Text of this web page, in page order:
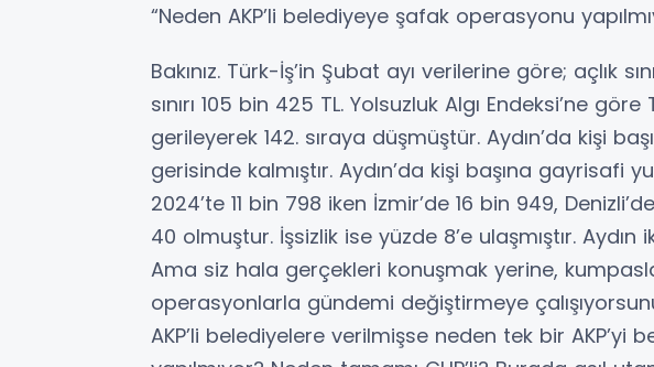
“Neden AKP’li belediyeye şafak operasyonu
Bakınız. Türk-İş’in Şubat ayı verilerine göre; açlık
sınırı 105 bin 425 TL. Yolsuzluk Algı Endeksi’ne
gerileyerek 142. sıraya düşmüştür. Aydın’da kişi
gerisinde kalmıştır. Aydın’da kişi başına gayrisafi
2024’te 11 bin 798 iken İzmir’de 16 bin 949,
40 olmuştur. İşsizlik ise yüzde 8’e ulaşmıştır. Aydın
Ama siz hala gerçekleri konuşmak yerine,
operasyonlarla gündemi değiştirmeye
AKP’li belediyelere verilmişse neden tek bir AKP’yi